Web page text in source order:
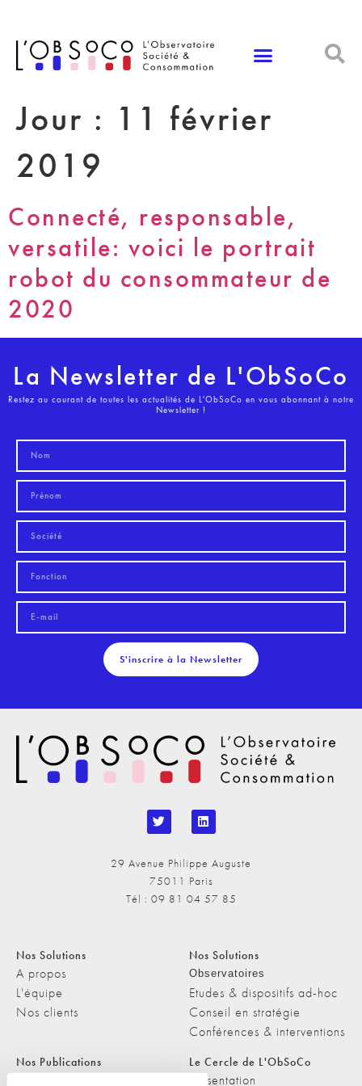
Jour : 11 février
2019
Connecté, responsable,
versatile: voici le portrait
robot du consommateur de
2020
La Newsletter de L'ObSoCo
Restez au courant de toutes les actualités de L'ObSoCo en vous abonnant à notre
Newsletter !
S'inscrire à la Newsletter
29 Avenue Philippe Auguste
75011 Paris
Tél : 09 81 04 57 85
Nos Solutions
A propos
L'équipe
Nos clients
Nos Solutions
Observatoires
Etudes & dispositifs ad-hoc
Conseil en stratégie
Conférences & interventions
Nos Publications Le Cercle de L'ObSoCo
Présentation